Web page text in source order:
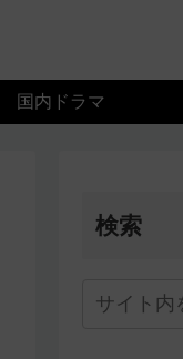
国内ドラマ
検索